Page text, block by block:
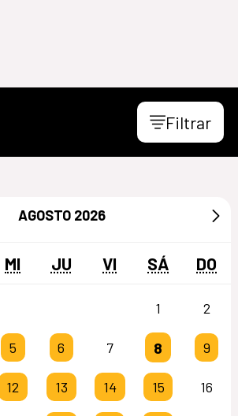
Filtrar
AGOSTO 2026
MI JU VI SÁ DO
1 2
5 6 7 8 9
12 13 14 15 16